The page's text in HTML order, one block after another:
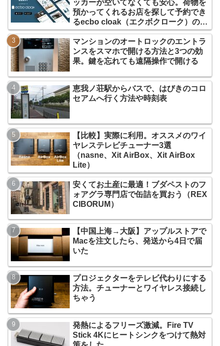
ッカーが空いてなくても安心。荷物を
預かってくれるお店を探して予約でき
るecbo cloak（エクボクローク）の使
い方
マンションのオートロックのエントラ
ンスをスマホで開ける方法と3つの効
果。鍵を忘れても遠隔操作で開ける
恵我ノ荘駅からバスで、はびきのコロ
セアムへ行く方法や時刻表
【比較】実際に利用。オススメのワイ
ヤレステレビチューナー3選
（nasne、Xit AirBox、Xit AirBox
Lite）
安くてお土産に最適！ブダペストのフ
ォアグラ専門店で缶詰を買おう（REX
CIBORUM）
【中国上海→大阪】アップルストアで
Macを注文したら、発送から4日で届
いた
プロジェクターをテレビ代わりにする
方法。チューナーとワイヤレス接続し
ちゃう
発熱によるフリーズ激減。Fire TV
Stick 4Kにヒートシンクをつけて熱対